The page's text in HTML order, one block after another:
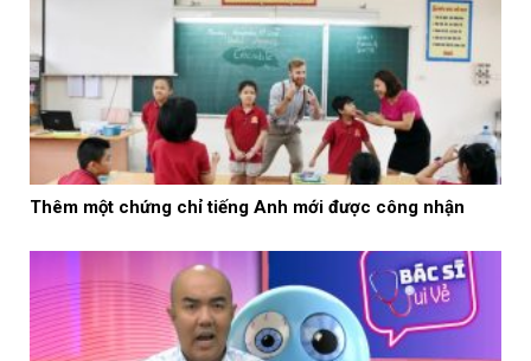
Thêm một chứng chỉ tiếng Anh mới được công nhận